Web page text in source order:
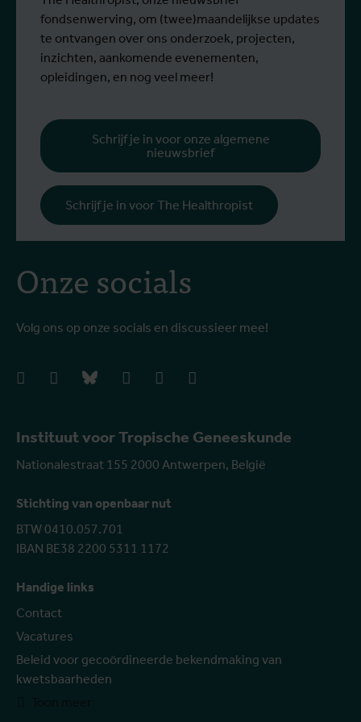
Instituut voor Tropische Geneeskunde
Nationalestraat 155 2000 Antwerpen, België
Stichting van openbaar nut
BTW 0410.057.701
IBAN BE38 2200 5311 1172
Handige links
Contact
Vacatures
Beleid voor gecoördineerde bekendmaking van
kwetsbaarheden
Onze socials
Volg ons op onze socials en discussieer mee!
facebookinstagrambluesky linkedIn youtube
fondsenwerving, om (twee)maandelijkse updates
te ontvangen over ons onderzoek, projecten,
inzichten, aankomende evenementen,
opleidingen, en nog veel meer!
Schrijf je in voor onze algemene
nieuwsbrief
Schrijf je in voor The Healthropist